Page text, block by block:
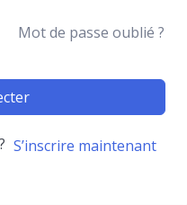
Mot de passe oublié ?
S’inscrire maintenant